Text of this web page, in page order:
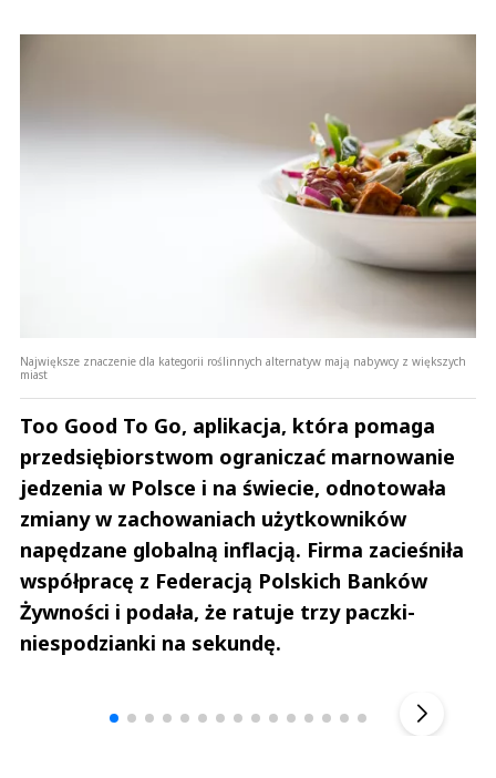
Największe znaczenie dla kategorii roślinnych alternatyw mają nabywcy z większych
miast
Too Good To Go, aplikacja, która pomaga
przedsiębiorstwom ograniczać marnowanie
jedzenia w Polsce i na świecie, odnotowała
zmiany w zachowaniach użytkowników
napędzane globalną inflacją. Firma zacieśniła
współpracę z Federacją Polskich Banków
Żywności i podała, że ratuje trzy paczki-
niespodzianki na sekundę.